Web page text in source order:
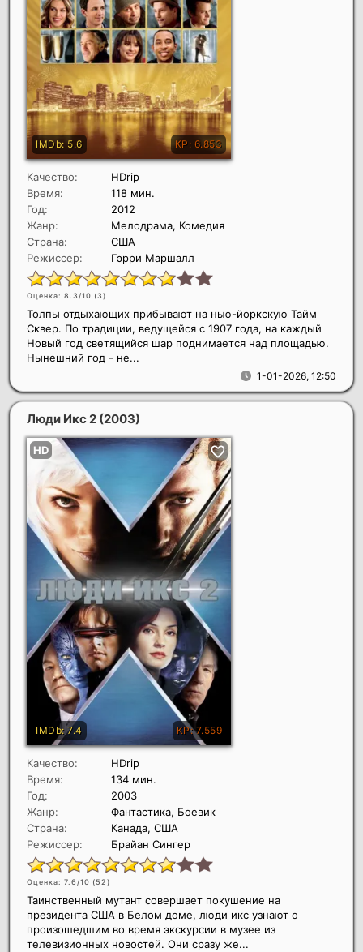
Качество:
HDrip
Время:
118 мин.
Год:
2012
Жанр:
Мелодрама, Комедия
Страна:
США
Режиссер:
Гэрри Маршалл
Оценка: 8.3/10 (3)
1-01-2026, 12:50
Толпы отдыхающих прибывают на нью-йоркскую Тайм
Сквер. По традиции, ведущейся с 1907 года, на каждый
Новый год светящийся шар поднимается над площадью.
Нынешний год - не...
Люди Икс 2 (2003)
Качество:
HDrip
Время:
134 мин.
Год:
2003
Жанр:
Фантастика, Боевик
Страна:
Канада, США
Режиссер:
Брайан Сингер
Оценка: 7.6/10 (52)
Таинственный мутант совершает покушение на
президента США в Белом доме, люди икс узнают о
произошедшим во время экскурсии в музее из
телевизионных новостей. Они сразу же...